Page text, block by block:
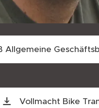
Allgemeine
Vollmacht Bike